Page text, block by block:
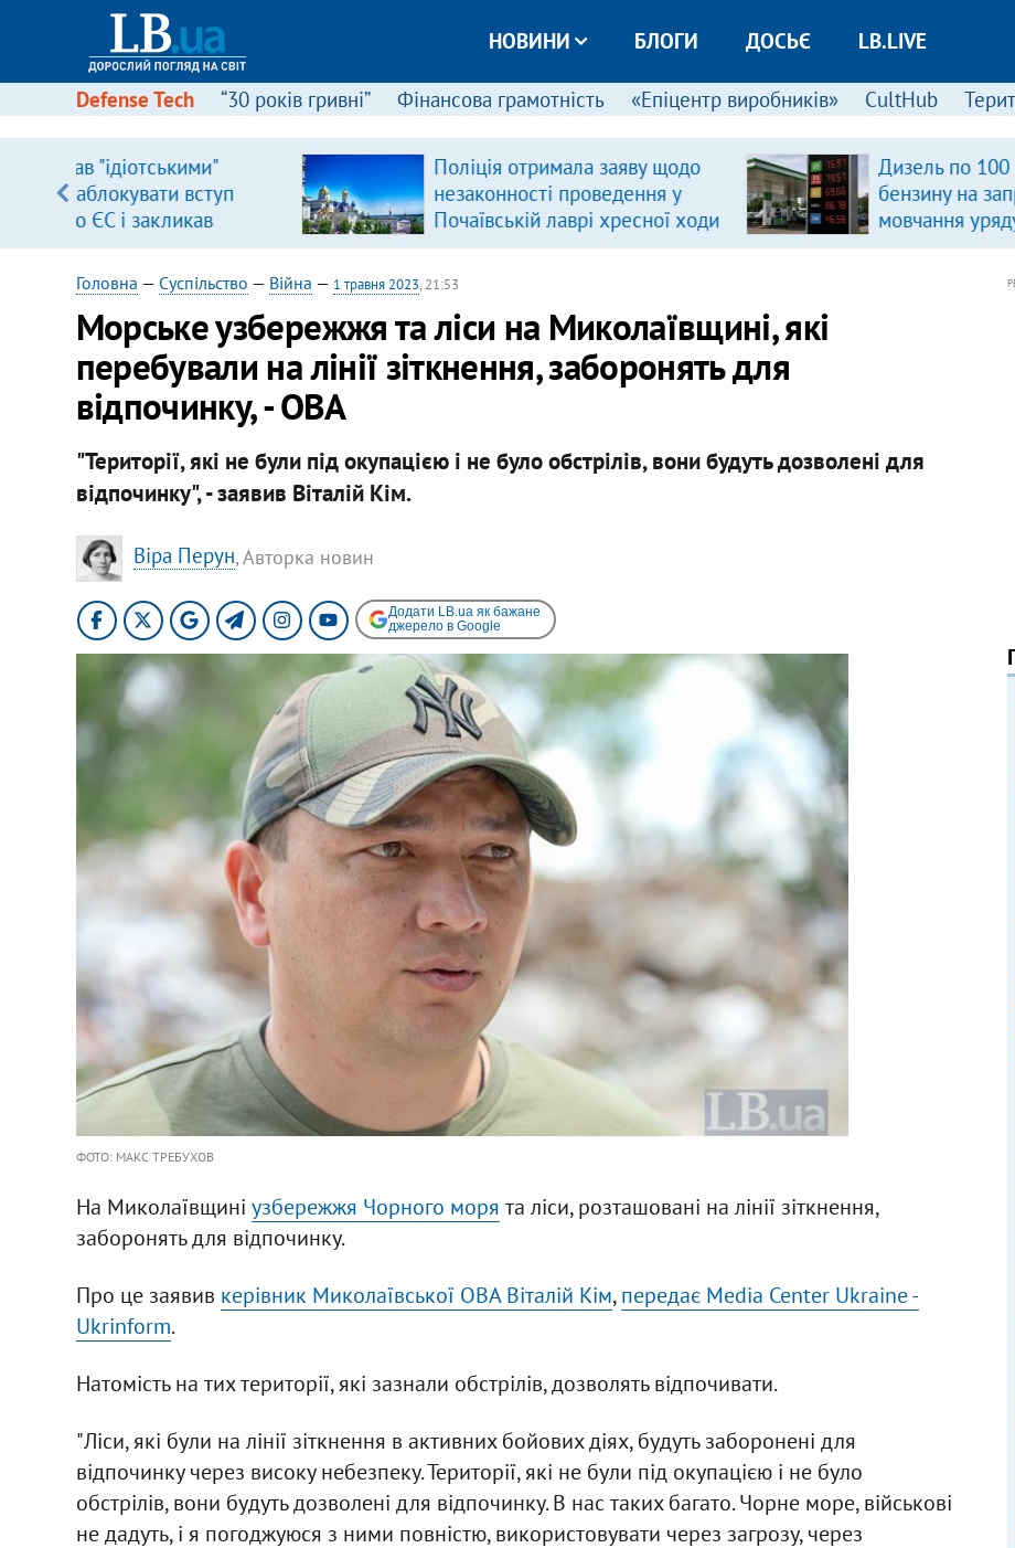
НОВИНИ БЛОГИ ДОСЬЄ LB.LIVE
Defense Tech “30 років гривні” Фінансова грамотність «Епіцентр виробників» CultHub
Поліція отримала заяву щодо
незаконності проведення у
Почаївській лаврі хресної ходи
Дизель по 100 грн, «дефіцит»
бензину на заправках і
мовчання уряду. Що буде далі з
цінами на пальне?
Головна — Суспільство — Війна — 1 травня 2023, 21:53
Морське узбережжя та ліси на Миколаївщині, які
перебували на лінії зіткнення, заборонять для
відпочинку, - ОВА
"Території, які не були під окупацією і не було обстрілів, вони будуть дозволені для
відпочинку", - заявив Віталій Кім.
Віра Перун, Авторка новин
Додати LB.ua як бажане
джерело в Google
ФОТО: МАКС ТРЕБУХОВ
На Миколаївщині узбережжя Чорного моря та ліси, розташовані на лінії зіткнення,
заборонять для відпочинку.
Про це заявив керівник Миколаївської ОВА Віталій Кім,передає Media Center Ukraine -
Ukrinform.
Натомість на тих території, які зазнали обстрілів, дозволять відпочивати.
"Ліси, які були на лінії зіткнення в активних бойових діях, будуть заборонені для
відпочинку через високу небезпеку. Території, які не були під окупацією і не було
обстрілів, вони будуть дозволені для відпочинку. В нас таких багато. Чорне море, військові
не дадуть, і я погоджуюся з ними повністю, використовувати через загрозу, через